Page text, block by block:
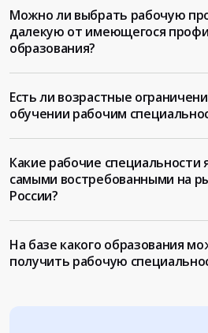
Можно ли выбрать рабочую
далекую от имеющегося
образования?
Есть ли возрастные
обучении рабочим
Какие рабочие специальности
самыми востребованными на
России?
На базе какого образования
получить рабочую